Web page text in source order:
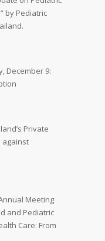
by Pediatric
December 9:
Private
against
Meeting
and Pediatric
Care: From